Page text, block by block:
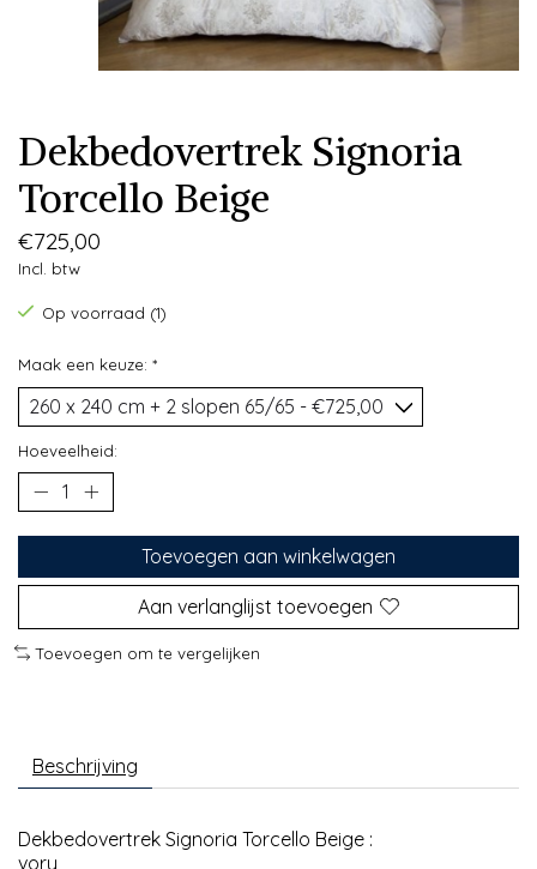
Dekbedovertrek Signoria
Torcello Beige
€725,00
Incl. btw
Op voorraad (1)
Maak een keuze: *
Hoeveelheid:
Toevoegen aan winkelwagen
Aan verlanglijst toevoegen
Toevoegen om te vergelijken
Beschrijving
Dekbedovertrek Signoria Torcello Beige :
vory